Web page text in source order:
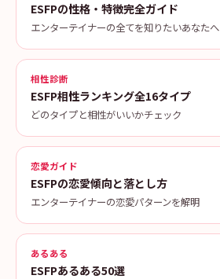
ESFPの性格・特徴完全ガイド
エンターテイナーの全てを知りたいあなたへ
相性診断
ESFP相性ランキング全16タイプ
どのタイプと相性がいいかチェック
恋愛ガイド
ESFPの恋愛傾向と落とし方
エンターテイナーの恋愛パターンを解明
あるある
ESFPあるある50選